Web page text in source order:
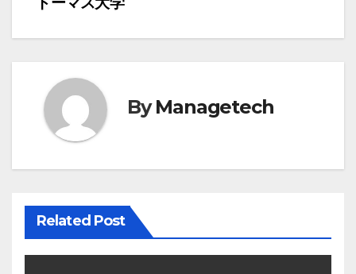
ゲ
ー
シ
ョ
ン
ByManagetech
Related Post